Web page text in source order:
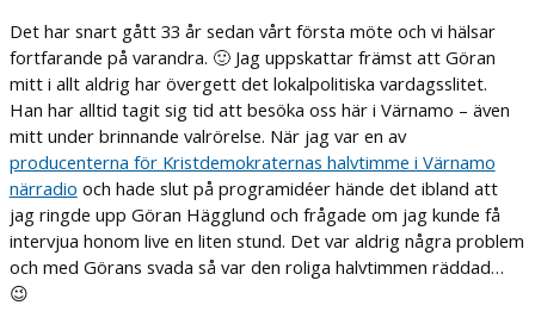
Det har snart gått 33 år sedan vårt första möte och vi hälsar
fortfarande på varandra. 🙂 Jag uppskattar främst att Göran
mitt i allt aldrig har övergett det lokalpolitiska vardagsslitet.
Han har alltid tagit sig tid att besöka oss här i Värnamo – även
mitt under brinnande valrörelse. När jag var en av
producenterna för Kristdemokraternas halvtimme i Värnamo
närradio och hade slut på programidéer hände det ibland att
jag ringde upp Göran Hägglund och frågade om jag kunde få
intervjua honom live en liten stund. Det var aldrig några problem
och med Görans svada så var den roliga halvtimmen räddad…
😉